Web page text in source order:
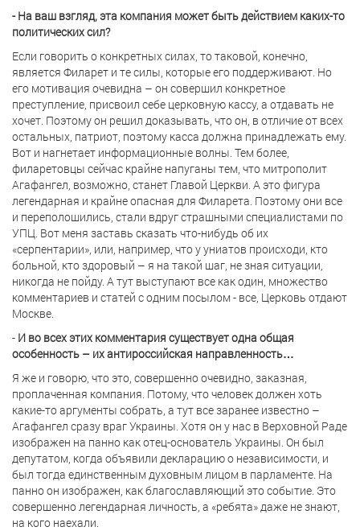
- На ваш взгляд, эта компания может быть действием каких-то
политических сил?
Если говорить о конкретных силах, то таковой, конечно,
является Филарет и те силы, которые его поддерживают. Но
его мотивация очевидна – он совершил конкретное
преступление, присвоил себе церковную кассу, а отдавать не
хочет. Поэтому он решил доказывать, что он, в отличие от всех
остальных, патриот, поэтому касса должна принадлежать ему.
Вот и нагнетает информационные волны. Тем более,
филаретовцы сейчас крайне напуганы тем, что митрополит
Агафангел, возможно, станет Главой Церкви. А это фигура
легендарная и крайне опасная для Филарета. Поэтому они все
и переполошились, стали вдруг страшными специалистами по
УПЦ. Вот меня заставь сказать что-нибудь об их
«серпентарии», или, например, что у униатов происходи, кто
больной, кто здоровый – я на такой шаг, не зная ситуации,
никогда не пойду. А тут выступают все как один, множество
комментариев и статей с одним посылом - все, Церковь отдают
Москве.
- И во всех этих комментария существует одна общая
особенность – их антироссийская направленность…
Я же и говорю, что это, совершенно очевидно, заказная,
проплаченная компания. Потому, что человек должен хоть
какие-то аргументы собрать, а тут все заранее известно –
Агафангел сразу враг Украины. Хотя он у нас в Верховной Раде
изображен на панно как отец-основатель Украины. Он был
депутатом, когда объявили декларацию о независимости, и
был тогда единственным духовным лицом в парламенте. На
панно он изображен, как благославляющий это событие. Это
совершенно легендарная личность, а «ребята» даже не знают,
на кого наехали.